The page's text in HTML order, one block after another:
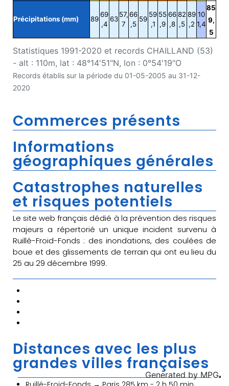
Statistiques 1991-2020 et records CHAILLAND (53)
- alt : 110m, lat : 48°14'51"N, lon : 0°54'19"O
Records établis sur la période du 01-05-2005 au 31-12-
2020
Précipitations (mm) 89
69
,4
63
57,
7
66
,5
59
59
,1
55
,9
66
,8
82
,5
89
,2
10
1,4
85
9,
5
Commerces présents
Informations
géographiques générales
Catastrophes naturelles
et risques potentiels
Le site web français dédié à la prévention des risques
majeurs a répertorié un unique incident survenu à
Ruillé-Froid-Fonds : des inondations, des coulées de
boue et des glissements de terrain qui ont eu lieu du
25 au 29 décembre 1999.
Distances avec les plus
grandes villes françaises
Generated byMPG